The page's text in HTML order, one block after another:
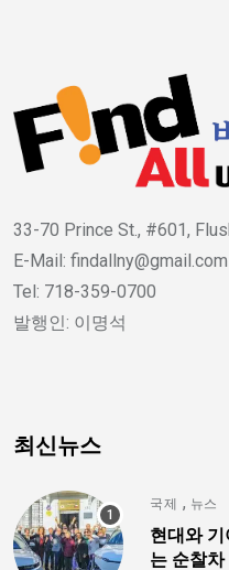
33-70 Prince St., #601,
E-Mail: findallny@gmail.com
Tel: 718-359-0700
발행인: 이명석
최신뉴스
국제 , 뉴스
현대와
는 순찰